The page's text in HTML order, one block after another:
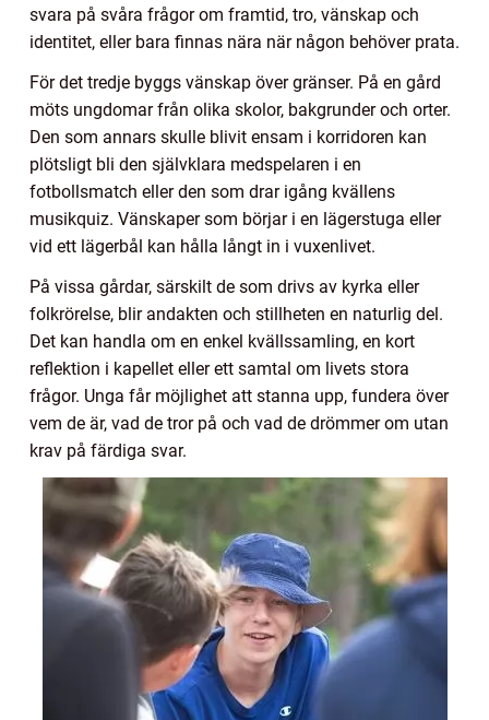
svara på svåra frågor om framtid, tro, vänskap och
identitet, eller bara finnas nära när någon behöver prata.
För det tredje byggs vänskap över gränser. På en gård
möts ungdomar från olika skolor, bakgrunder och orter.
Den som annars skulle blivit ensam i korridoren kan
plötsligt bli den självklara medspelaren i en
fotbollsmatch eller den som drar igång kvällens
musikquiz. Vänskaper som börjar i en lägerstuga eller
vid ett lägerbål kan hålla långt in i vuxenlivet.
På vissa gårdar, särskilt de som drivs av kyrka eller
folkrörelse, blir andakten och stillheten en naturlig del.
Det kan handla om en enkel kvällssamling, en kort
reflektion i kapellet eller ett samtal om livets stora
frågor. Unga får möjlighet att stanna upp, fundera över
vem de är, vad de tror på och vad de drömmer om utan
krav på färdiga svar.